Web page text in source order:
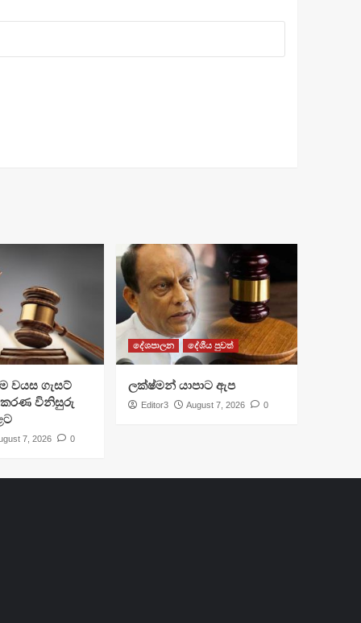
වයස ගැසට්
විනිසුරු
7, 2026 0
දේශපාලන දේශීය පුවත්
ලක්ෂ්මන් යාපාට ඇප
Editor3 August 7, 2026 0